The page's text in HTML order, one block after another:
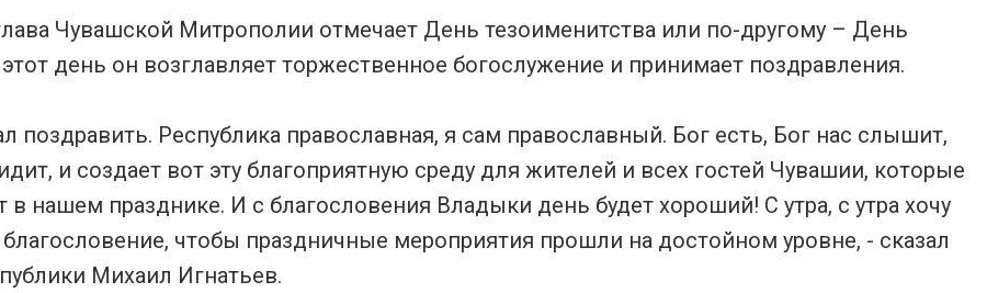
Чувашской Митрополии отмечает День тезоименитства или по-другому – День
день он возглавляет торжественное богослужение и принимает поздравления.
поздравить. Республика православная, я сам православный. Бог есть, Бог нас слышит,
и создает вот эту благоприятную среду для жителей и всех гостей Чувашии, которые
в нашем празднике. И с благословения Владыки день будет хороший! С утра, с утра хочу
благословение, чтобы праздничные мероприятия прошли на достойном уровне, - сказал
Михаил Игнатьев.